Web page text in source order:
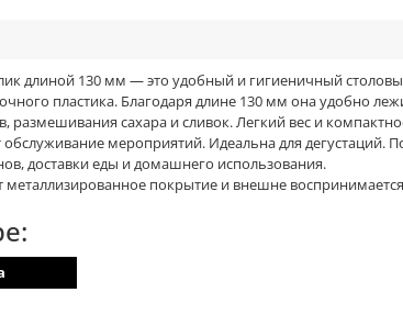
длиной 130 мм — это удобный и гигиеничный
пластика. Благодаря длине 130 мм она удобно
размешивания сахара и сливок. Легкий вес и
мероприятий. Идеальна для дегустаций.
доставки еды и домашнего использования.
металлизированное покрытие и внешне